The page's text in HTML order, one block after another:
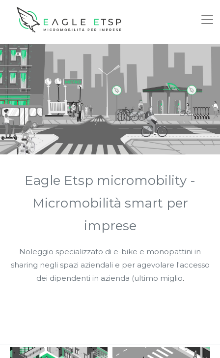
Eagle Etsp micromobility -
Micromobilità smart per
imprese
Noleggio specializzato di e-bike e monopattini in
sharing negli spazi aziendali e per agevolare l'accesso
dei dipendenti in azienda (ultimo miglio.